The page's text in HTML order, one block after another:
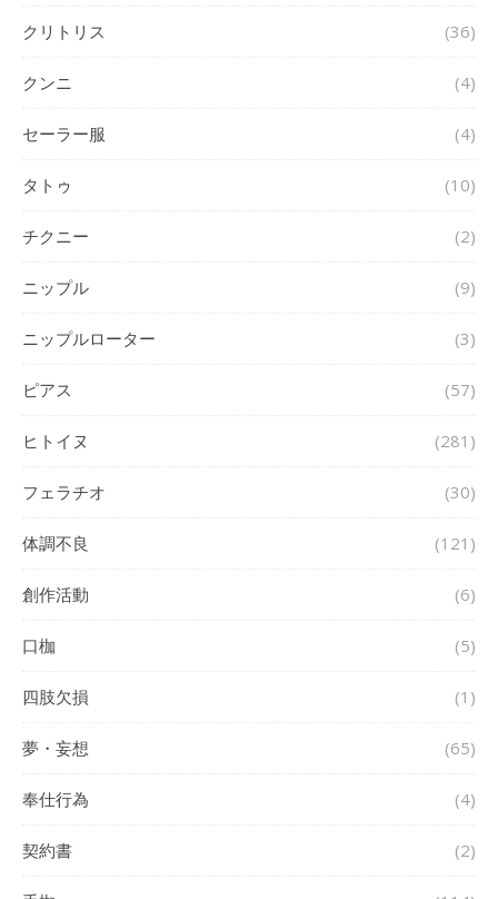
クリトリス (36)
クンニ (4)
セーラー服 (4)
タトゥ (10)
チクニー (2)
ニップル (9)
ニップルローター (3)
ピアス (57)
ヒトイヌ (281)
フェラチオ (30)
体調不良 (121)
創作活動 (6)
口枷 (5)
四肢欠損 (1)
夢・妄想 (65)
奉仕行為 (4)
契約書 (2)